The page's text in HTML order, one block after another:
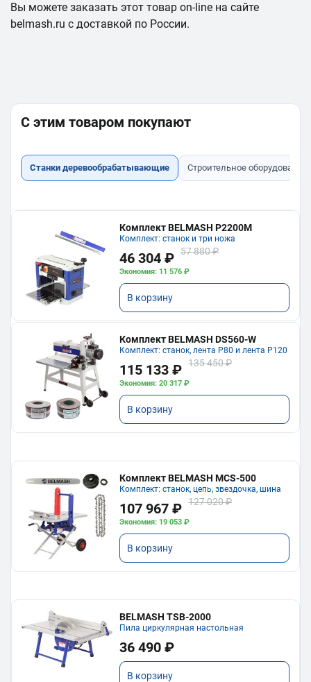
Вы можете заказать этот товар on-line на сайте
belmash.ru с доставкой по России.
С этим товаром покупают
Станки деревообрабатывающие Строительное оборудование
Комплект BELMASH P2200M
Комплект: станок и три ножа
46 304 ₽ 57 880 ₽
Экономия: 11 576 ₽
В корзину
Комплект BELMASH DS560-W
Комплект: станок, лента P80 и лента P120
115 133 ₽ 135 450 ₽
Экономия: 20 317 ₽
В корзину
Комплект BELMASH MCS-500
Комплект: станок, цепь, звездочка, шина
107 967 ₽ 127 020 ₽
Экономия: 19 053 ₽
В корзину
BELMASH TSB-2000
Пила циркулярная настольная
36 490 ₽
В корзину